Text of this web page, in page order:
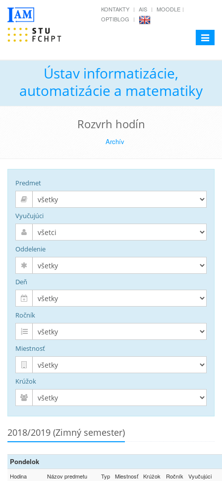
KONTAKTY AIS
MOODLE
OPTIBLOG
Toggle
Ústav informatizácie,
automatizácie a matematiky
Rozvrh hodín
Archív
Predmet
Vyučujúci
Oddelenie
Deň
Ročník
Miestnosť
Krúžok
2018/2019 (Zimný semester)
Pondelok
Hodina Názov predmetu Typ Miestnosť Krúžok Ročník Vyučujúci